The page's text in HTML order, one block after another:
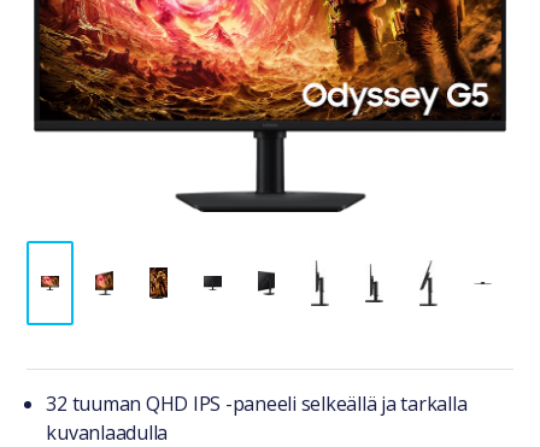
Tuotteesta lyhyesti
32 tuuman QHD IPS -paneeli selkeällä ja tarkalla
kuvanlaadulla